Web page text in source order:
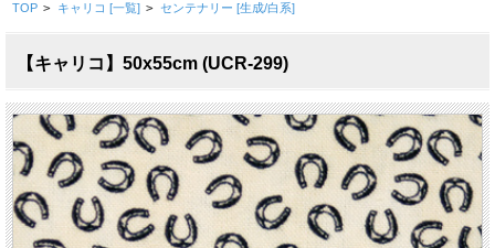
TOP > キャリコ [一覧] > センテナリー [生成/白系]
【キャリコ】50x55cm (UCR-299)